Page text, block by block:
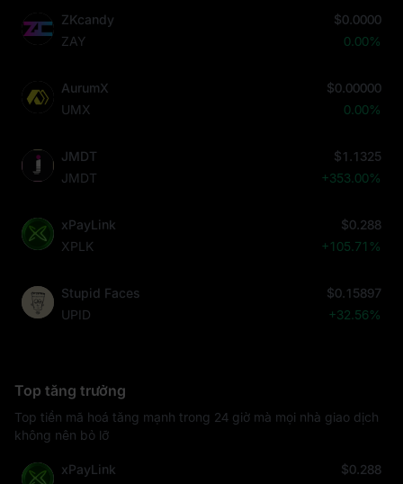
ZKcandy
ZAY
$0.0000
0.00%
AurumX
UMX
$0.00000
0.00%
JMDT
JMDT
$1.1325
+353.00%
xPayLink
XPLK
$0.288
+105.71%
Stupid Faces
UPID
$0.15897
+32.56%
Top tăng trưởng
Top tiền mã hoá tăng mạnh trong 24 giờ mà mọi nhà giao dịch
không nên bỏ lỡ
xPayLink
$0.288